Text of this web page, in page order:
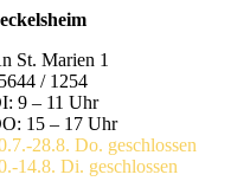
St. Marien 1
/ 1254
9 – 11 Uhr
15 – 17 Uhr
28.8. Do. geschlossen
14.8. Di. geschlossen